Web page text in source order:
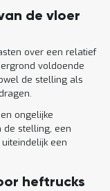
de vloer
over een relatief
voldoende
de stelling als
ongelijke
de stelling, een
een
heftrucks